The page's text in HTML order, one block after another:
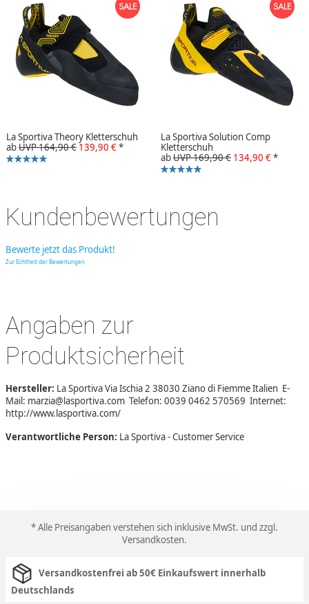
La Sportiva Theory Kletterschuh
abUVP 164,90 €139,90 €*
La Sportiva Solution Comp
Kletterschuh
abUVP 169,90 € 134,90 €*
Kundenbewertungen
Bewerte jetzt das Produkt!
Zur Echtheit der Bewertungen
Angaben zur
Produktsicherheit
Hersteller: La Sportiva Via Ischia 2 38030 Ziano di Fiemme Italien E-
Mail: marzia@lasportiva.com Telefon: 0039 0462 570569 Internet:
http://www.lasportiva.com/
Verantwortliche Person: La Sportiva - Customer Service
* Alle Preisangaben verstehen sich inklusive MwSt. und zzgl.
Versandkosten.
Versandkostenfrei ab 50€ Einkaufswert innerhalb
Deutschlands